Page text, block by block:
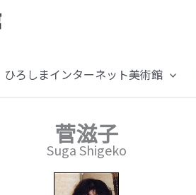
ひろしまインターネット美術館
菅滋子
Suga Shigeko